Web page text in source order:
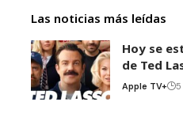
Las noticias más leídas
Hoy se
de Ted
Apple TV+ 5